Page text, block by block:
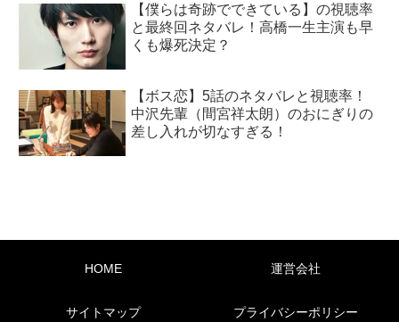
【僕らは奇跡でできている】の視聴率
と最終回ネタバレ！高橋一生主演も早
くも爆死決定？
【ボス恋】5話のネタバレと視聴率！
中沢先輩（間宮祥太朗）のおにぎりの
差し入れが切なすぎる！
HOME 運営会社
サイトマップ プライバシーポリシー